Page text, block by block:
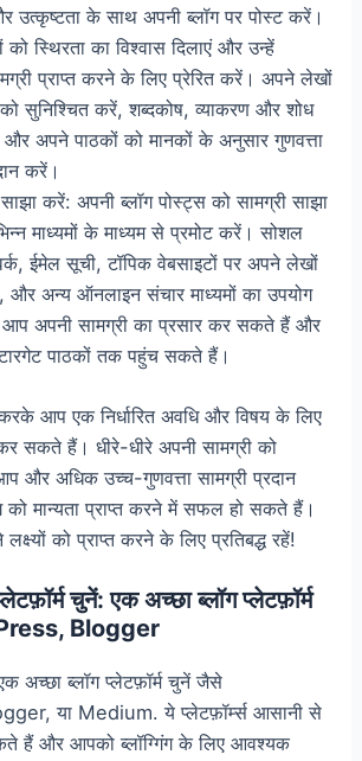
उत्कृष्टता के साथ अपनी ब्लॉग पर पोस्ट करें।
स्थिरता का विश्वास दिलाएं और उन्हें
प्राप्त करने के लिए प्रेरित करें। अपने लेखों
को सुनिश्चित करें, शब्दकोष, व्याकरण और शोध
और अपने पाठकों को मानकों के अनुसार गुणवत्ता
करें।
करें: अपनी ब्लॉग पोस्ट्स को सामग्री साझा
माध्यमों के माध्यम से प्रमोट करें। सोशल
ईमेल सूची, टॉपिक वेबसाइटों पर अपने लेखों
और अन्य ऑनलाइन संचार माध्यमों का उपयोग
अपनी सामग्री का प्रसार कर सकते हैं और
पाठकों तक पहुंच सकते हैं।
आप एक निर्धारित अवधि और विषय के लिए
सकते हैं। धीरे-धीरे अपनी सामग्री को
और अधिक उच्च-गुणवत्ता सामग्री प्रदान
मान्यता प्राप्त करने में सफल हो सकते हैं।
को प्राप्त करने के लिए प्रतिबद्ध रहें!
चुनें: एक अच्छा ब्लॉग प्लेटफ़ॉर्म
Blogger
अच्छा ब्लॉग प्लेटफ़ॉर्म चुनें जैसे
या Medium. ये प्लेटफ़ॉर्म्स आसानी से
हैं और आपको ब्लॉग्गिंग के लिए आवश्यक